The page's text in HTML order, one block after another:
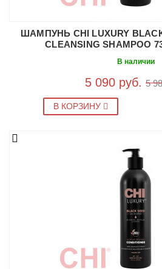
ШАМПУНЬ CHI LUXURY
CLEANSING SHAMPOO
В наличии
5 090 руб. 5
В КОРЗИНУ